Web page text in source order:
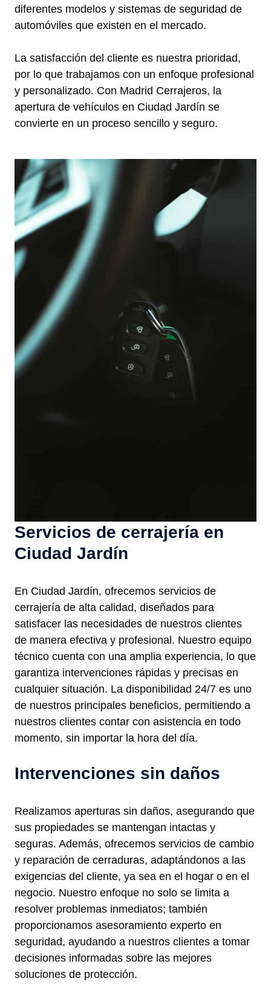
diferentes modelos y sistemas de seguridad de
automóviles que existen en el mercado.
La satisfacción del cliente es nuestra prioridad,
por lo que trabajamos con un enfoque profesional
y personalizado. Con Madrid Cerrajeros, la
apertura de vehículos en Ciudad Jardín se
convierte en un proceso sencillo y seguro.
Servicios de cerrajería en
Ciudad Jardín
En Ciudad Jardín, ofrecemos servicios de
cerrajería de alta calidad, diseñados para
satisfacer las necesidades de nuestros clientes
de manera efectiva y profesional. Nuestro equipo
técnico cuenta con una amplia experiencia, lo que
garantiza intervenciones rápidas y precisas en
cualquier situación. La disponibilidad 24/7 es uno
de nuestros principales beneficios, permitiendo a
nuestros clientes contar con asistencia en todo
momento, sin importar la hora del día.
Intervenciones sin daños
Realizamos aperturas sin daños, asegurando que
sus propiedades se mantengan intactas y
seguras. Además, ofrecemos servicios de cambio
y reparación de cerraduras, adaptándonos a las
exigencias del cliente, ya sea en el hogar o en el
negocio. Nuestro enfoque no solo se limita a
resolver problemas inmediatos; también
proporcionamos asesoramiento experto en
seguridad, ayudando a nuestros clientes a tomar
decisiones informadas sobre las mejores
soluciones de protección.